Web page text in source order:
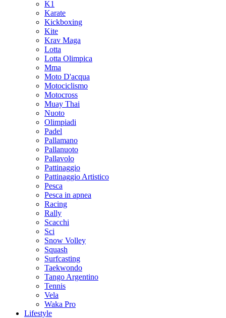
K1
Karate
Kickboxing
Kite
Krav Maga
Lotta
Lotta Olimpica
Mma
Moto D'acqua
Motociclismo
Motocross
Muay Thai
Nuoto
Olimpiadi
Padel
Pallamano
Pallanuoto
Pallavolo
Pattinaggio
Pattinaggio Artistico
Pesca
Pesca in apnea
Racing
Rally
Scacchi
Sci
Snow Volley
Squash
Surfcasting
Taekwondo
Tango Argentino
Tennis
Vela
Waka Pro
Lifestyle